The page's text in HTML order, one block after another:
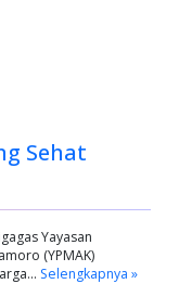
Sehat
Yayasan
(YPMAK)
Selengkapnya »